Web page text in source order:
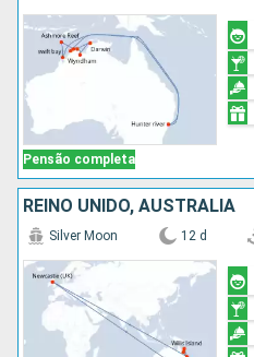
Pensão completa
REINO UNIDO, AUSTRALIA
Silver Moon 12 d